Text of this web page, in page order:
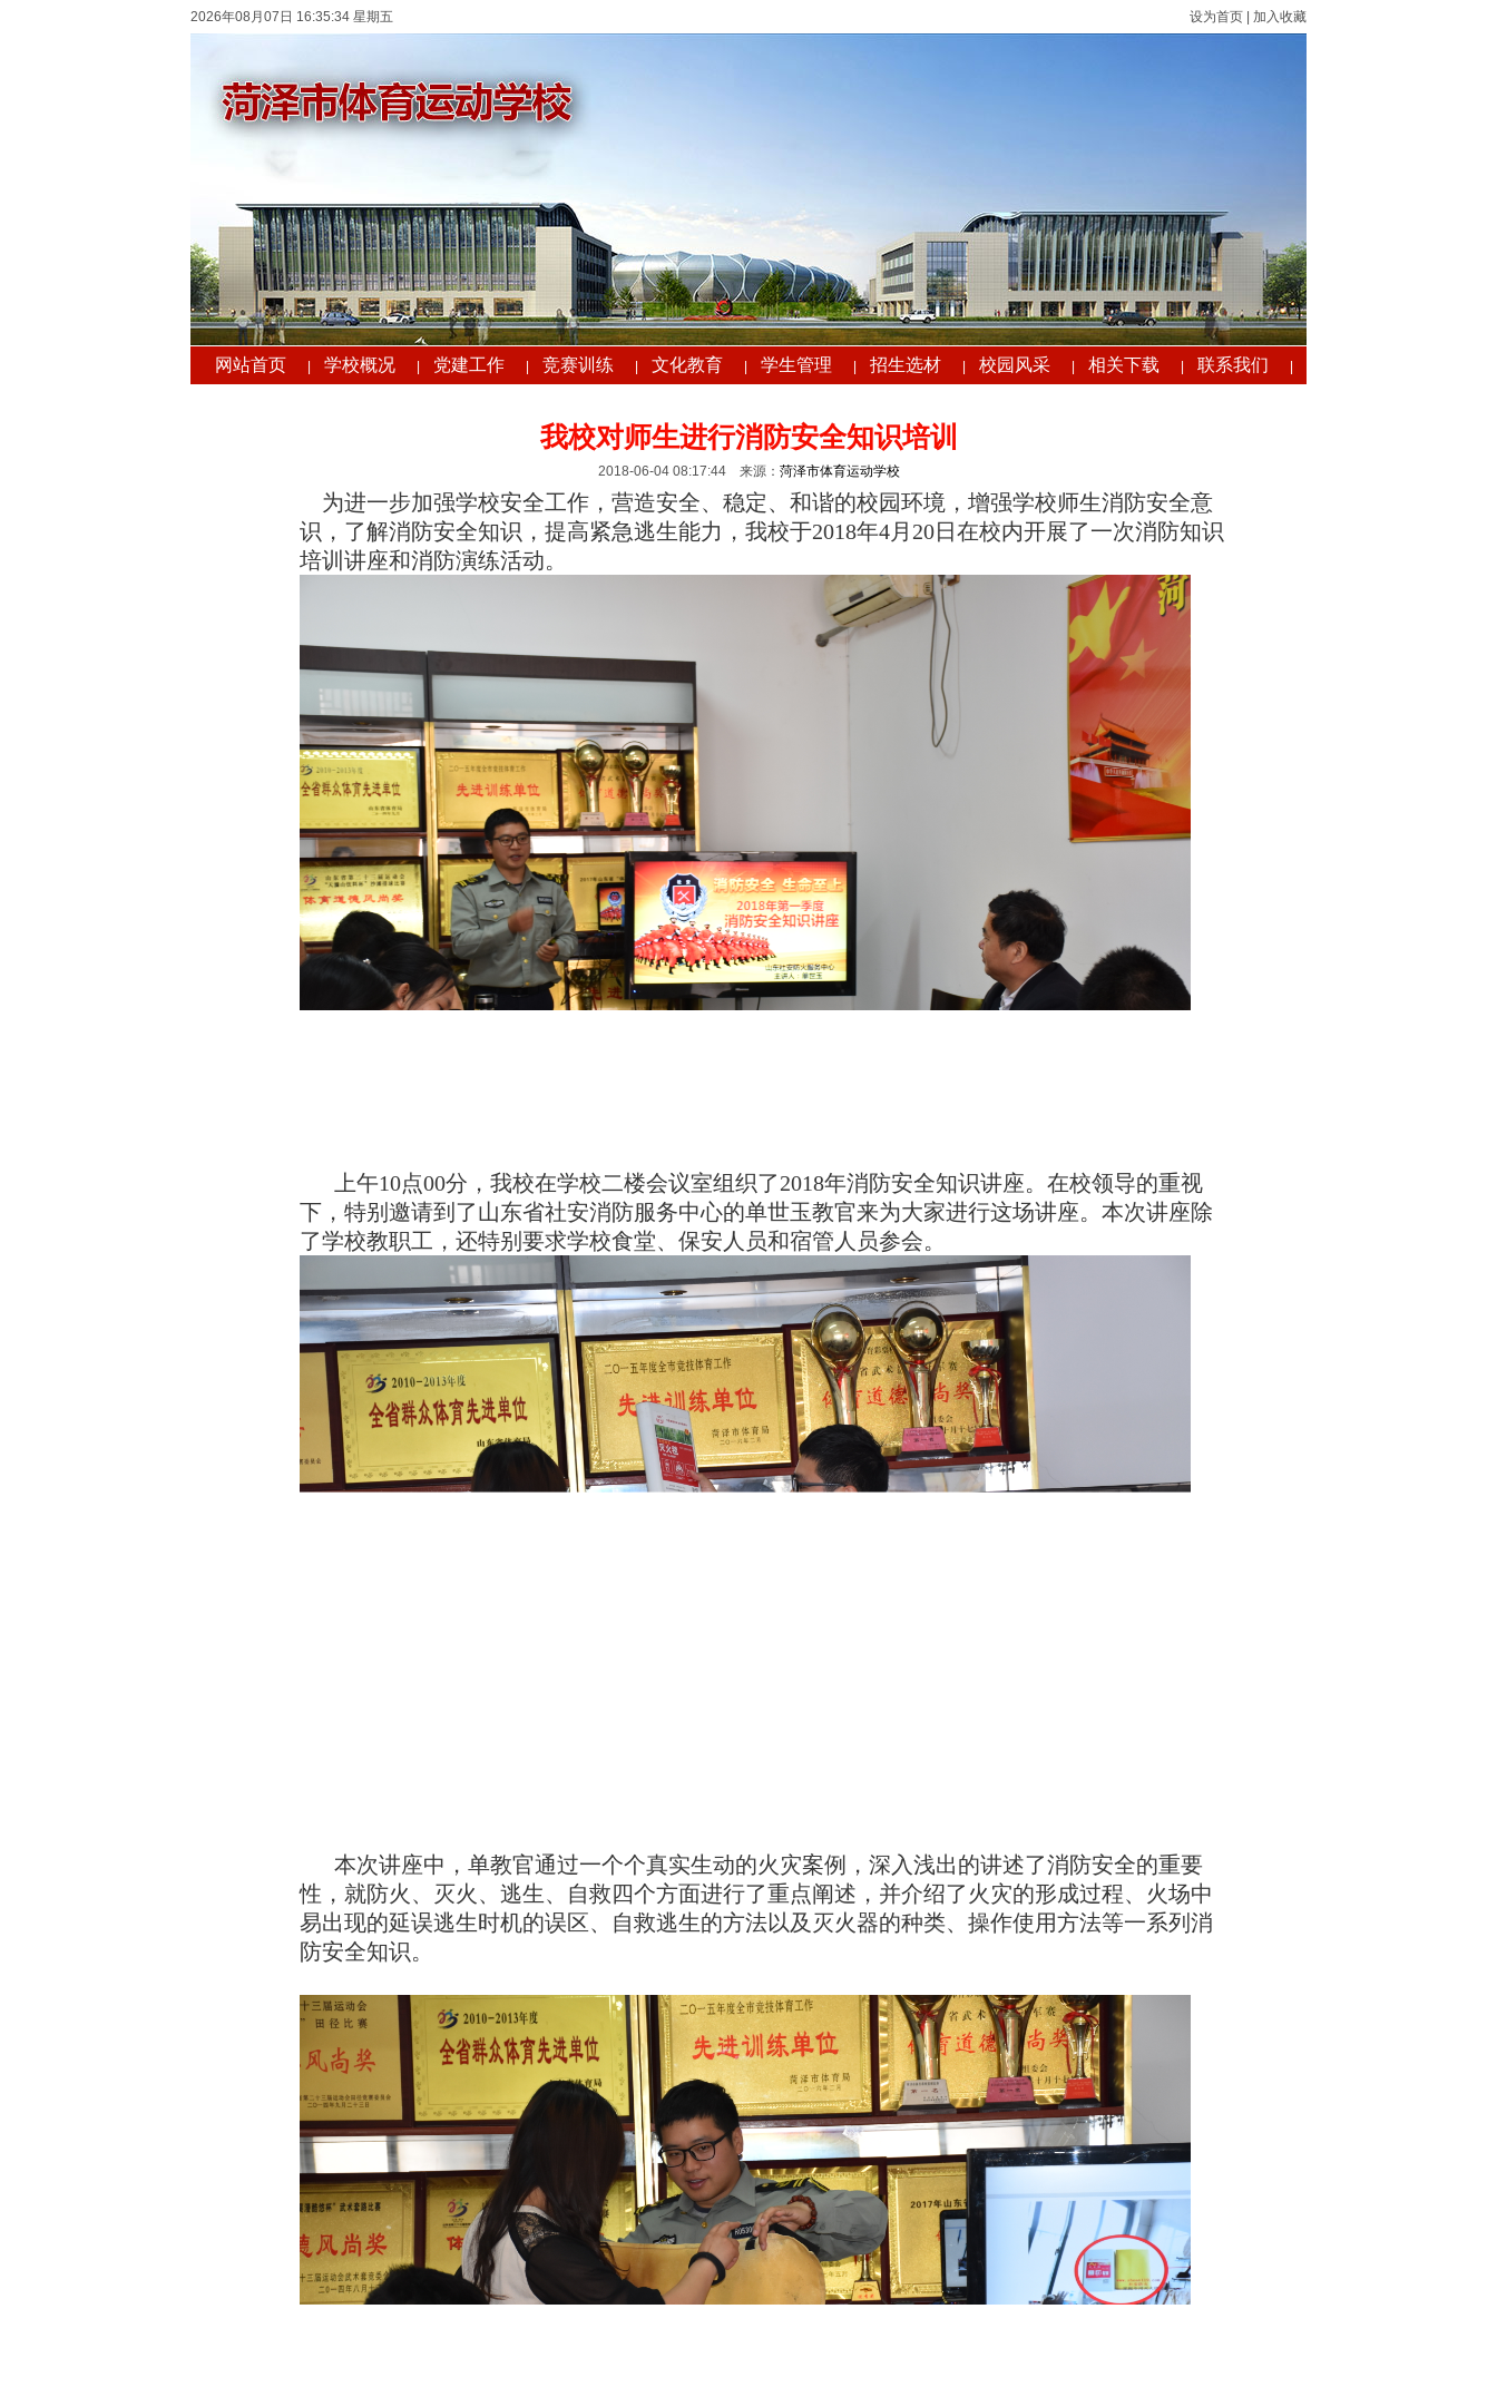
2026年08月07日 16:35:35 星期五 设为首页 加入收藏
网站首页 学校概况 党建工作 竞赛训练 文化教育 学生管理 招生选材 校园风采 相关下载 联系我们
我校对师生进行消防安全知识培训
2018-06-04 08:17:44来源： 菏泽市体育运动学校
为进一步加强学校安全工作，营造安全、稳定、和谐的校园环境，增强学校师生消防安全意
识，了解消防安全知识，提高紧急逃生能力， 我校于2018年4月 20日在校内开展了一次消防知识
培训讲座和消防演练活动。
上午10点00分，我校在学校二楼会议室组织了2018年消防安全知识讲座。在校领导的重视
下，特别邀请到了山东省社安消防服务中心的单世玉教官来为大家进行这场讲座。本次讲座除
了学校教职工，还特别要求学校食堂、保安人员和宿管人员参会。
本次讲座中，单教官通过一个个真实生动的火灾案例，深入浅出的讲述了消防安全的重要
性，就防火、灭火、逃生、自救四个方面进行了重点阐述，并介绍了火灾的形成过程、火场中
易出现的延误逃生时机的误区、自救逃生的方法以及灭火器的种类、操作使用方法等一系列消
防安全知识。